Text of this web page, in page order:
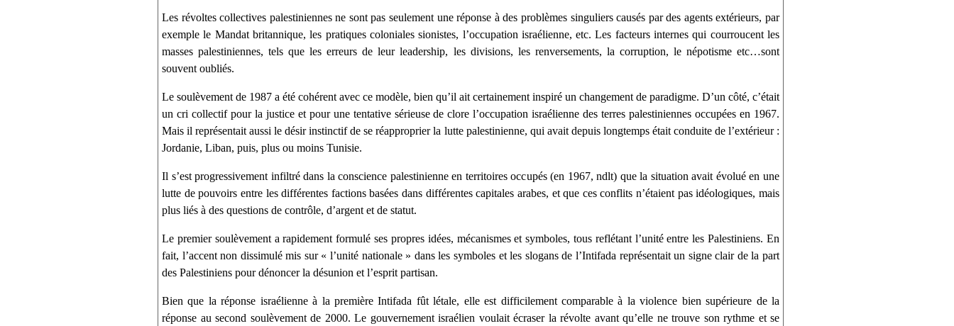
Les révoltes collectives palestiniennes ne sont pas seulement une réponse à des problèmes singuliers causés par des agents extérieurs, par
exemple le Mandat britannique, les pratiques coloniales sionistes, l’occupation israélienne, etc. Les facteurs internes qui courroucent les
masses palestiniennes, tels que les erreurs de leur leadership, les divisions, les renversements, la corruption, le népotisme etc…sont
souvent oubliés.
Le soulèvement de 1987 a été cohérent avec ce modèle, bien qu’il ait certainement inspiré un changement de paradigme. D’un côté, c’était
un cri collectif pour la justice et pour une tentative sérieuse de clore l’occupation israélienne des terres palestiniennes occupées en 1967.
Mais il représentait aussi le désir instinctif de se réapproprier la lutte palestinienne, qui avait depuis longtemps était conduite de l’extérieur :
Jordanie, Liban, puis, plus ou moins Tunisie.
Il s’est progressivement infiltré dans la conscience palestinienne en territoires occupés (en 1967, ndlt) que la situation avait évolué en une
lutte de pouvoirs entre les différentes factions basées dans différentes capitales arabes, et que ces conflits n’étaient pas idéologiques, mais
plus liés à des questions de contrôle, d’argent et de statut.
Le premier soulèvement a rapidement formulé ses propres idées, mécanismes et symboles, tous reflétant l’unité entre les Palestiniens. En
fait, l’accent non dissimulé mis sur « l’unité nationale » dans les symboles et les slogans de l’Intifada représentait un signe clair de la part
des Palestiniens pour dénoncer la désunion et l’esprit partisan.
Bien que la réponse israélienne à la première Intifada fût létale, elle est difficilement comparable à la violence bien supérieure de la
réponse au second soulèvement de 2000. Le gouvernement israélien voulait écraser la révolte avant qu’elle ne trouve son rythme et se